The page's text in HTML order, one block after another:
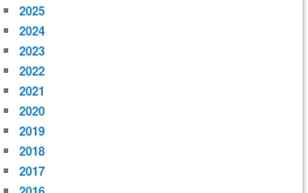
2025
2024
2023
2022
2021
2020
2019
2018
2017